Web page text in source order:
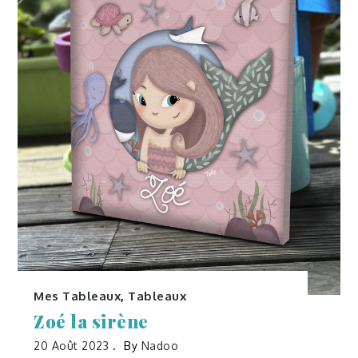
Mes Tableaux, Tableaux
Zoé la sirène
20 Août 2023 By Nadoo